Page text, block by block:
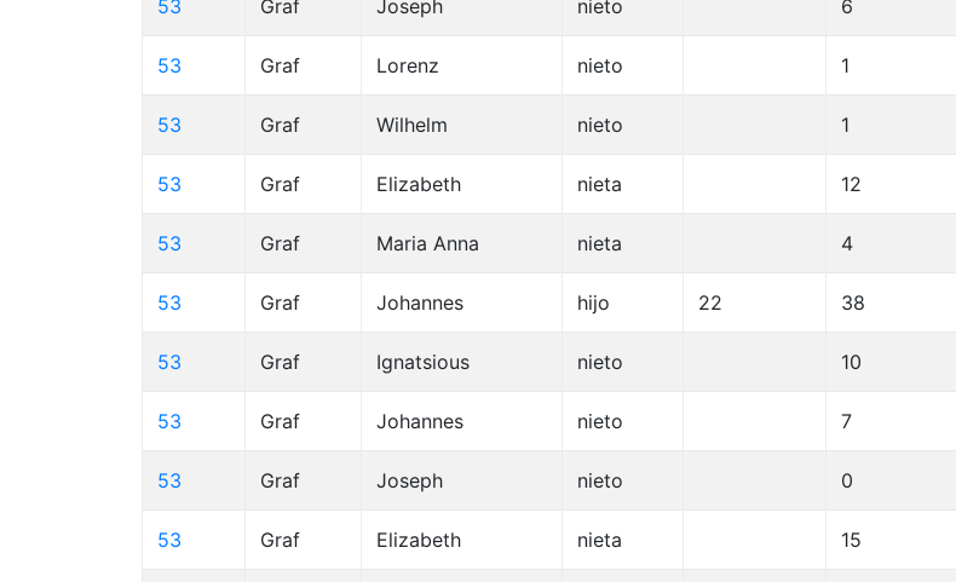
53 Graf Joseph nieto 6
53 Graf Lorenz nieto 1
53 Graf Wilhelm nieto 1
53 Graf Elizabeth nieta 12
53 Graf Maria Anna nieta 4
53 Graf Johannes hijo 22 38
53 Graf Ignatsious nieto 10
53 Graf Johannes nieto 7
53 Graf Joseph nieto 0
53 Graf Elizabeth nieta 15